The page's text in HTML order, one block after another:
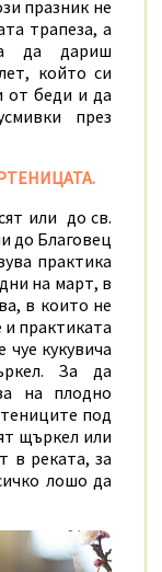
празник не
трапеза, а
да дариш
който си
от беди и да
през
или до св.
до Благовец
практика
на март, в
в които не
и практиката
чуе кукувича
За да
на плодно
под
щъркел или
в реката, за
лошо да